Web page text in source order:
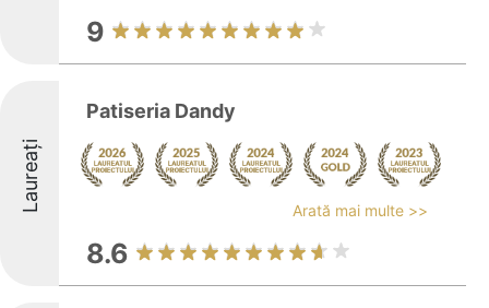
9
Laureați
Patiseria Dandy
Arată mai multe >>
8.6